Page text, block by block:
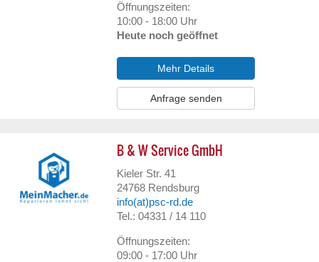
Öffnungszeiten:
10:00 - 18:00 Uhr
Heute noch geöffnet
Mehr Details
Anfrage senden
B & W Service GmbH
Kieler Str. 41
24768 Rendsburg
info(at)psc-rd.de
Tel.: 04331 / 14 110
Öffnungszeiten:
09:00 - 17:00 Uhr